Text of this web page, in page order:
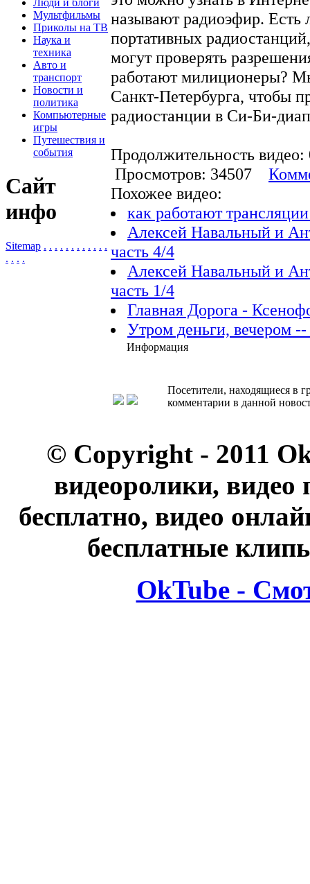
Мультфильмы
Приколы на ТВ
Наука и
техника
Авто и
транспорт
Новости и
политика
Компьютерные
игры
Путешествия и
события
Сайт
инфо
Sitemap . . . . . . . . . . . .
. . . .
называют радиоэфир. Есть
портативных
могут проверять
работают милиционеры?
Санкт-Петербурга, чтобы
радиостанции в Cи-Би-
Продолжительность
Просмотров: 34507
Похожее видео:
как работают
Алексей Навальный и
часть 4/4
Алексей Навальный и
часть 1/4
Главная Дорога -
Утром деньги, вечером --
Информация
Посетители, находящиеся в
комментарии в данной
© Copyright - 2011
видеоролики, видео
бесплатно, видео
бесплатные
OkTube -